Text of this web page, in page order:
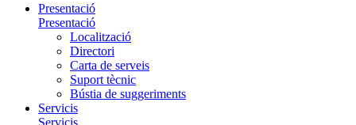
Presentació
Presentació
Localització
Directori
Carta de serveis
Suport tècnic
Bústia de suggeriments
Servicis
Servicis